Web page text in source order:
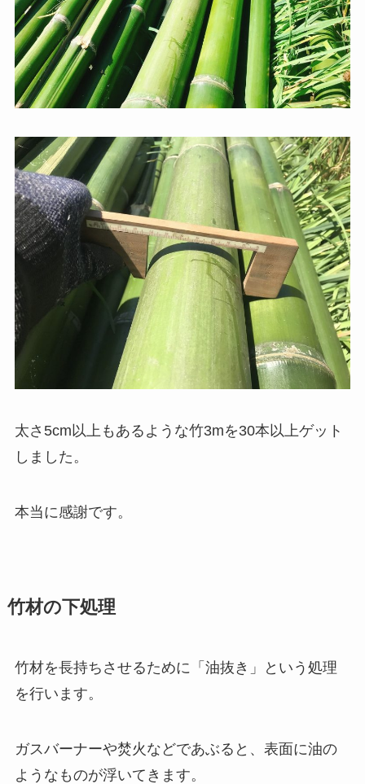
太さ5cm以上もあるような竹3mを30本以上ゲット
しました。
本当に感謝です。
竹材の下処理
竹材を長持ちさせるために「油抜き」という処理
を行います。
ガスバーナーや焚火などであぶると、表面に油の
ようなものが浮いてきます。